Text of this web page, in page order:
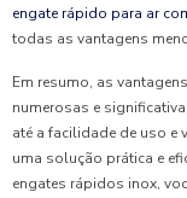
engate rápido para ar
todas as vantagens
Em resumo, as
numerosas e
até a facilidade de uso e
uma solução prática e
engates rápidos inox,